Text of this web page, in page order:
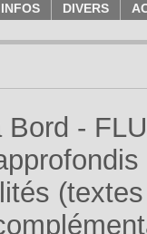
INFOS DIVERS
-